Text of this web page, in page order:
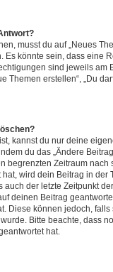
musst du auf „Neues
Es könnte sein, dass eine
sind jeweils am
Themen erstellen“, „Du
kannst du nur deine
du das „Ändere
begrenzten Zeitraum
wird dein Beitrag in der
der letzte Zeitpunkt
deinen Beitrag
Diese können jedoch,
Bitte beachte, dass
hat.